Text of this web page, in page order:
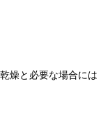
燥と必要な場合には